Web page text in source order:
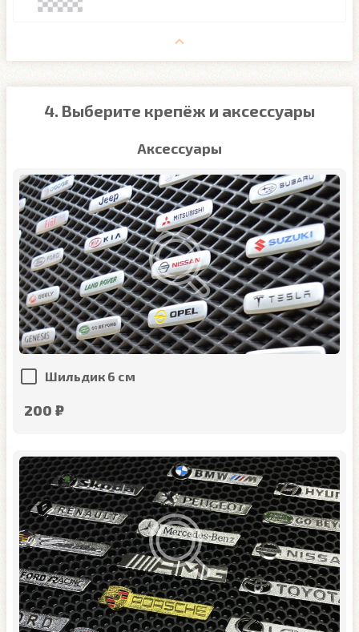
4. Выберите крепёж и аксессуары
Аксессуары
Шильдик 6 см
200 ₽